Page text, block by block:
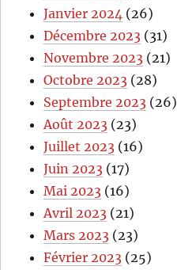
Janvier 2024 (26)
Décembre 2023 (31)
Novembre 2023 (21)
Octobre 2023 (28)
Septembre 2023 (26)
Août 2023 (23)
Juillet 2023 (16)
Juin 2023 (17)
Mai 2023 (16)
Avril 2023 (21)
Mars 2023 (23)
Février 2023 (25)